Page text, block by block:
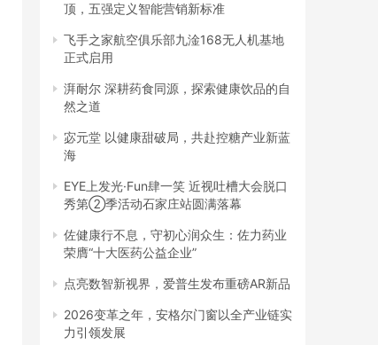
顶，五强定义智能营销新标准
飞手之家航空俱乐部九淦168无人机基地
正式启用
湃耐尔 深耕药食同源，探索健康饮品的自
然之道
宓元堂 以健康甜破局，共赴控糖产业新蓝
海
EYE上发光·Fun肆一笑 近视吐槽大会脱口
秀第②季活动石家庄站圆满落幕
佐健康行不息，守初心润众生：佐力药业
荣膺“十大医药公益企业”
点亮数智新视界，爱普生发布重磅AR新品
2026变革之年，安格尔门窗以全产业链实
力引领发展